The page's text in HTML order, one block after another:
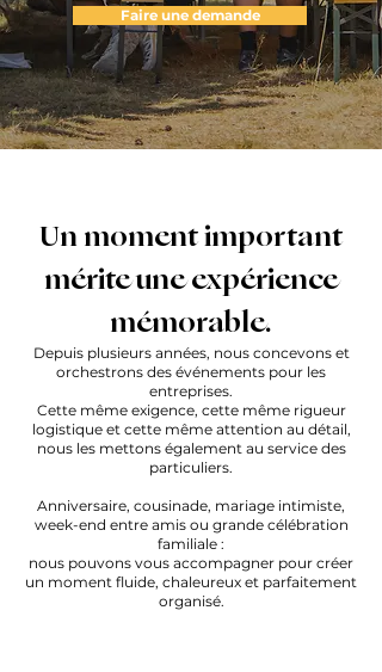
Faire une demande
Un moment important
mérite une expérience
mémorable.
Depuis plusieurs années, nous concevons et
orchestrons des événements pour les
entreprises.
Cette même exigence, cette même rigueur
logistique et cette même attention au détail,
nous les mettons également au service des
particuliers.
Anniversaire, cousinade, mariage intimiste,
week-end entre amis ou grande célébration
familiale :
nous pouvons vous accompagner pour créer
un moment fluide, chaleureux et parfaitement
organisé.